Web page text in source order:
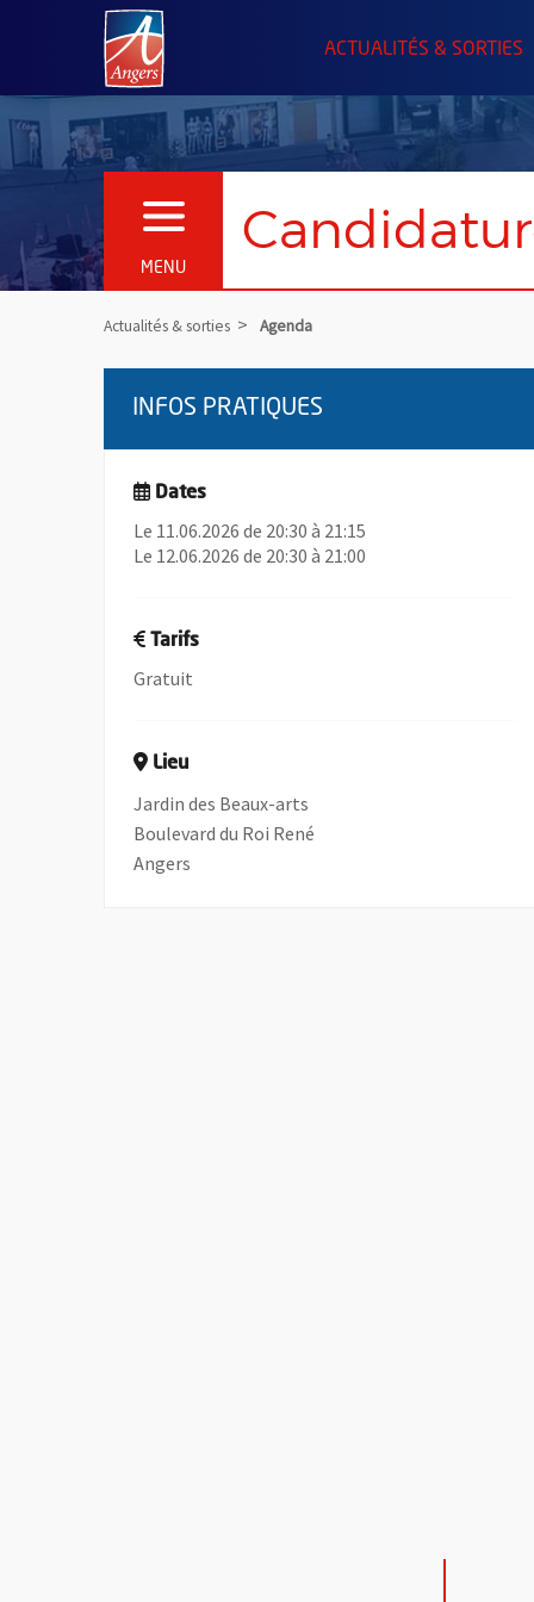
Angers.fr : Retour à l'accueil
ACTUALITÉS & SORTIES
MENU
OUVRIR LE MENU
Actualités & sorties Agenda
INFOS PRATIQUES
Dates
Le 11.06.2026 de 20:30 à 21:15
Le 12.06.2026 de 20:30 à 21:00
Tarifs
Gratuit
Lieu
Jardin des Beaux-arts
Boulevard du Roi René
Angers